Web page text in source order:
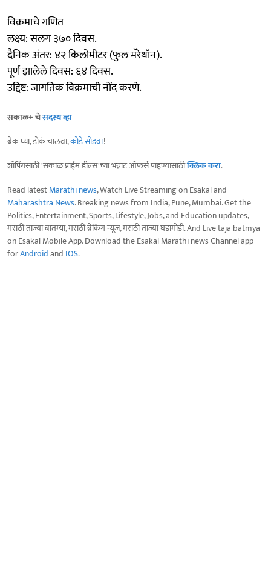
विक्रमाचे गणित
लक्ष्य: सलग ३७० दिवस.
दैनिक अंतर: ४२ किलोमीटर (फुल मॅरेथॉन).
पूर्ण झालेले दिवस: ६४ दिवस.
उद्दिष्ट: जागतिक विक्रमाची नोंद करणे.
सकाळ+ चेसदस्य व्हा
ब्रेक घ्या, डोकं चालवा,कोडे सोडवा!
शॉपिंगसाठी 'सकाळ प्राईम डील्स'च्या भन्नाट ऑफर्स पाहण्यासाठीक्लिक करा.
Read latestMarathi news, Watch Live Streaming on Esakal and
Maharashtra News. Breaking news from India, Pune, Mumbai. Get the
Politics, Entertainment, Sports, Lifestyle, Jobs, and Education updates,
मराठी ताज्या बातम्या, मराठी ब्रेकिंग न्यूज, मराठी ताज्या घडामोडी. And Live taja batmya
on Esakal Mobile App. Download the Esakal Marathi news Channel app
forAndroidand IOS.